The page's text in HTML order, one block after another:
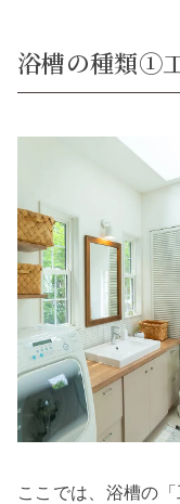
浴槽の種類①
ここでは、浴槽の